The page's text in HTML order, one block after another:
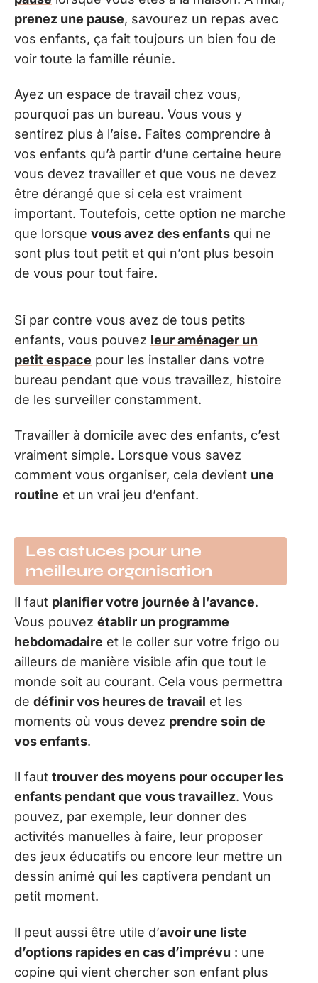
prenez une pause, savourez un repas avec
vos enfants, ça fait toujours un bien fou de
voir toute la famille réunie.
Ayez un espace de travail chez vous,
pourquoi pas un bureau. Vous vous y
sentirez plus à l’aise. Faites comprendre à
vos enfants qu’à partir d’une certaine heure
vous devez travailler et que vous ne devez
être dérangé que si cela est vraiment
important. Toutefois, cette option ne marche
que lorsque vous avez des enfants qui ne
sont plus tout petit et qui n’ont plus besoin
de vous pour tout faire.
Si par contre vous avez de tous petits
enfants, vous pouvez leur aménager un
petit espace pour les installer dans votre
bureau pendant que vous travaillez, histoire
de les surveiller constamment.
Travailler à domicile avec des enfants, c’est
vraiment simple. Lorsque vous savez
comment vous organiser, cela devient une
routine et un vrai jeu d’enfant.
Les astuces pour une
meilleure organisation
Il faut planifier votre journée à l’avance.
Vous pouvez établir un programme
hebdomadaire et le coller sur votre frigo ou
ailleurs de manière visible afin que tout le
monde soit au courant. Cela vous permettra
de définir vos heures de travail et les
moments où vous devez prendre soin de
vos enfants.
Il faut trouver des moyens pour occuper les
enfants pendant que vous travaillez. Vous
pouvez, par exemple, leur donner des
activités manuelles à faire, leur proposer
des jeux éducatifs ou encore leur mettre un
dessin animé qui les captivera pendant un
petit moment.
Il peut aussi être utile d’avoir une liste
d’options rapides en cas d’imprévu : une
copine qui vient chercher son enfant plus